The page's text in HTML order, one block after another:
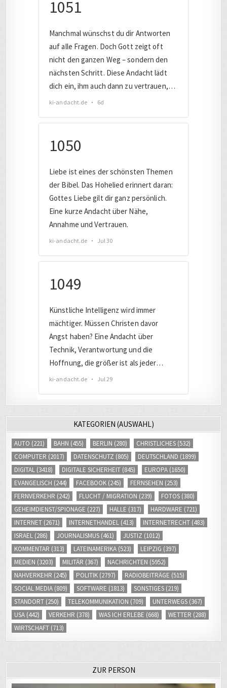
KATEGORIEN (AUSWAHL)
AUTO (221) BAHN (455) BERLIN (280) CHRISTLICHES (532)
COMPUTER (2017) DATENSCHUTZ (805) DEUTSCHLAND (1899)
DIGITAL (3418) DIGITALE SICHERHEIT (845) EUROPA (1650)
EVANGELISCH (244) FACEBOOK (245) FERNSEHEN (253)
FERNVERKEHR (242) FLUCHT / MIGRATION (239) FOTOS (380)
GEHEIMDIENST/SPIONAGE (227) HALLE (317) HARDWARE (721)
INTERNET (2671) INTERNETHANDEL (413) INTERNETRECHT (483)
ISRAEL (286) JOURNALISMUS (461) JUSTIZ (1012)
KOMMENTAR (313) LATEINAMERIKA (523) LEIPZIG (397)
MEDIEN (3203) MILITÄR (367) NACHRICHTEN (5952)
NAHVERKEHR (245) POLITIK (2797) RADIOBEITRÄGE (515)
SOCIAL MEDIA (809) SOFTWARE (1813) SONSTIGES (219)
STANDORT (250) TELEKOMMUNIKATION (709) UNTERWEGS (367)
USA (442) VERKEHR (378) WAS ICH ERLEBE (668) WETTER (288)
WIRTSCHAFT (713)
ZUR PERSON